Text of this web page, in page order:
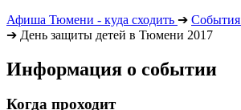
Афиша Тюмени - куда сходить ➔ События
➔ День защиты детей в Тюмени 2017
Информация о событии
Когда проходит